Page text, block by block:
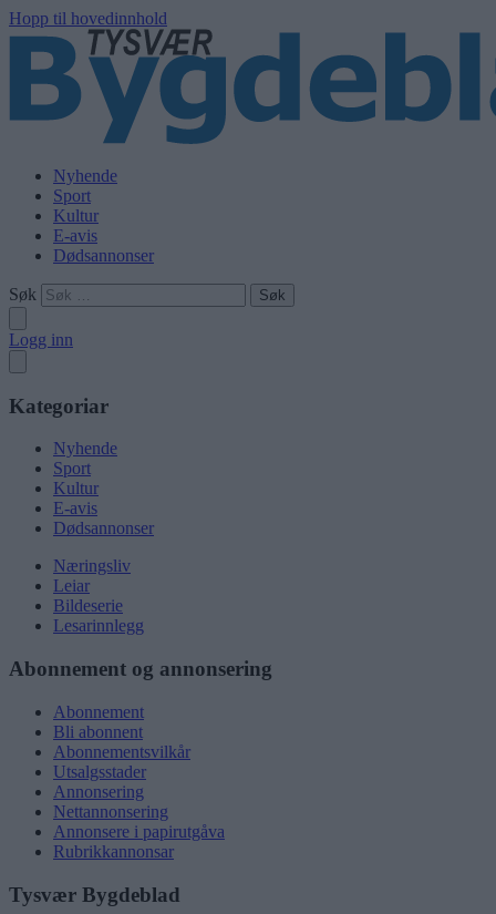
Hopp til hovedinnhold
Nyhende
Sport
Kultur
E-avis
Dødsannonser
Søk
Logg inn
Kategoriar
Nyhende
Sport
Kultur
E-avis
Dødsannonser
Næringsliv
Leiar
Bildeserie
Lesarinnlegg
Abonnement og annonsering
Abonnement
Bli abonnent
Abonnementsvilkår
Utsalgsstader
Annonsering
Nettannonsering
Annonsere i papirutgåva
Rubrikkannonsar
Tysvær Bygdeblad